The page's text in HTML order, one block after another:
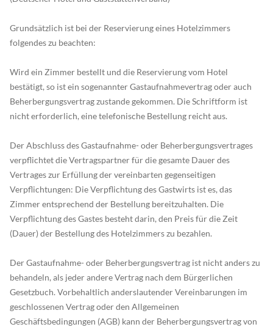
Grundsätzlich ist bei der Reservierung eines Hotelzimmers
folgendes zu beachten:
Wird ein Zimmer bestellt und die Reservierung vom Hotel
bestätigt, so ist ein sogenannter Gastaufnahmevertrag oder auch
Beherbergungsvertrag zustande gekommen. Die Schriftform ist
nicht erforderlich, eine telefonische Bestellung reicht aus.
Der Abschluss des Gastaufnahme- oder Beherbergungsvertrages
verpflichtet die Vertragspartner für die gesamte Dauer des
Vertrages zur Erfüllung der vereinbarten gegenseitigen
Verpflichtungen: Die Verpflichtung des Gastwirts ist es, das
Zimmer entsprechend der Bestellung bereitzuhalten. Die
Verpflichtung des Gastes besteht darin, den Preis für die Zeit
(Dauer) der Bestellung des Hotelzimmers zu bezahlen.
Der Gastaufnahme- oder Beherbergungsvertrag ist nicht anders zu
behandeln, als jeder andere Vertrag nach dem Bürgerlichen
Gesetzbuch. Vorbehaltlich anderslautender Vereinbarungen im
geschlossenen Vertrag oder den Allgemeinen
Geschäftsbedingungen (AGB) kann der Beherbergungsvertrag von